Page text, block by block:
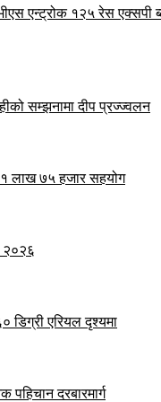
एन्ट्रोक १२५ रेस एक्सपी
सम्झनामा दीप प्रज्ज्वलन
१ लाख ७५ हजार सहयोग
२०२६
डिग्री एरियल दृश्यमा
दरबारमार्ग